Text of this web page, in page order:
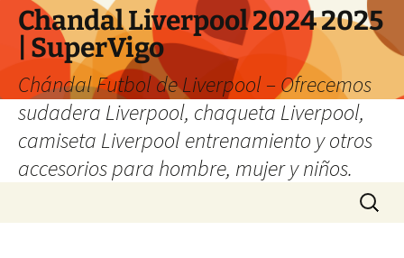
Chandal Liverpool 2024 2025
| SuperVigo
Chándal Futbol de Liverpool – Ofrecemos
sudadera Liverpool, chaqueta Liverpool,
camiseta Liverpool entrenamiento y otros
accesorios para hombre, mujer y niños.
Buscar: